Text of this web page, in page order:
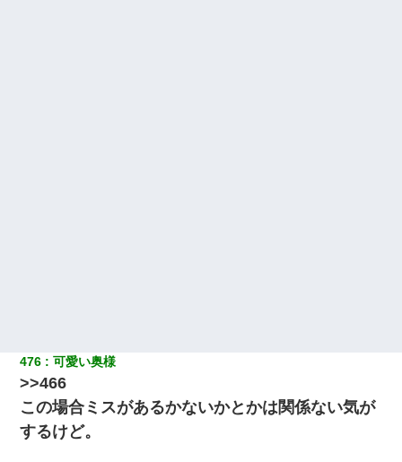
夫に癌の余命宣告。その闘病中に長女から信じられない言葉を受
裁判官「お互いに最後に言いたいことはありますか」バカ夫
476 可愛い奥様
>>466
この場合ミスがあるかないかとかは関係ない気が
するけど。